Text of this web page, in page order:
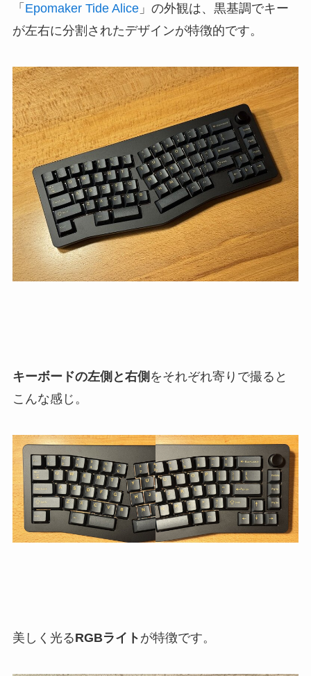
「 Epomaker Tide Alice」の外観は、黒基調でキー
が左右に分割されたデザインが特徴的です。
キーボードの左側と右側 をそれぞれ寄りで撮ると
こんな感じ。
美しく光るRGBライト が特徴です。